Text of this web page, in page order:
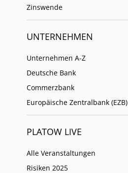
Zinswende
UNTERNEHMEN
Unternehmen A-Z
Deutsche Bank
Commerzbank
Europäische Zentralbank (EZB)
PLATOW LIVE
Alle Veranstaltungen
Risiken 2025